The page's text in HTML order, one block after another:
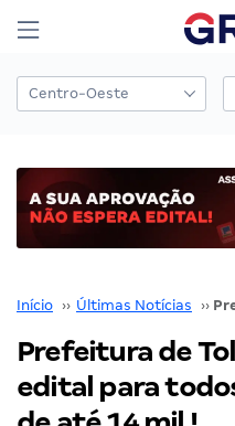
Início ›› Últimas Notícias ››
Prefeitura de
edital para